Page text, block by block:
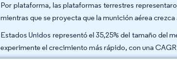
Por plataforma, las plataformas terrestres
mientras que se proyecta que la munición aérea crezca
Estados Unidos representó el 35,25% del tamaño del
experimente el crecimiento más rápido, con una